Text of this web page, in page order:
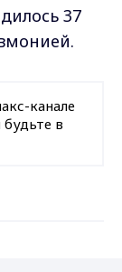
37
канале
в